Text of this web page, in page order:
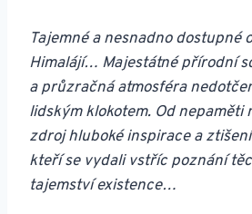
Tajemné a nesnadno dostupné
Himalájí… Majestátné přírodní
a průzračná atmosféra
lidským klokotem. Od nepaměti
zdroj hluboké inspirace a
kteří se vydali vstříc poznání
tajemství existence…